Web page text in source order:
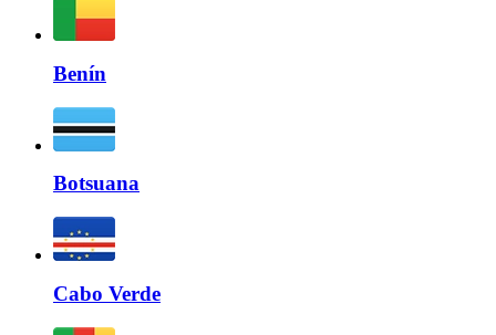
Benín
Botsuana
Cabo Verde